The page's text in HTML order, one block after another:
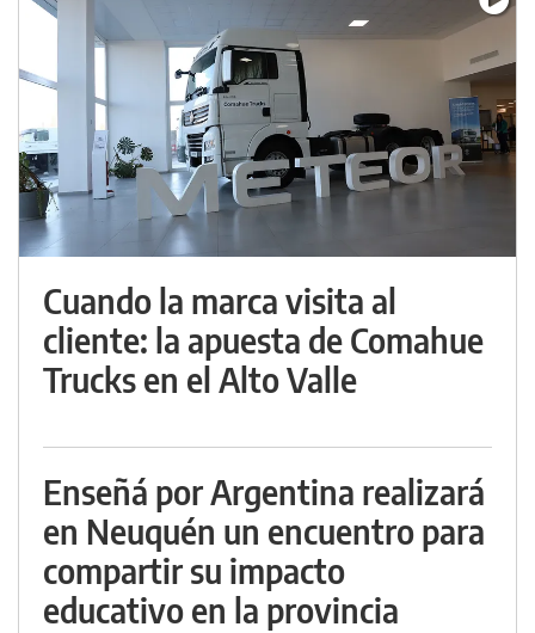
Cuando la marca visita al
cliente: la apuesta de Comahue
Trucks en el Alto Valle
Enseñá por Argentina realizará
en Neuquén un encuentro para
compartir su impacto
educativo en la provincia